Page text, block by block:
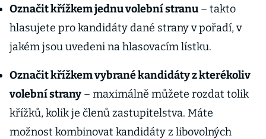
Označit křížkem jednu volební stranu – takto
hlasujete pro kandidáty dané strany v pořadí, v
jakém jsou uvedeni na hlasovacím lístku.
Označit křížkem vybrané kandidáty z kterékoliv
volební strany – maximálně můžete rozdat tolik
křížků, kolik je členů zastupitelstva. Máte
možnost kombinovat kandidáty z libovolných